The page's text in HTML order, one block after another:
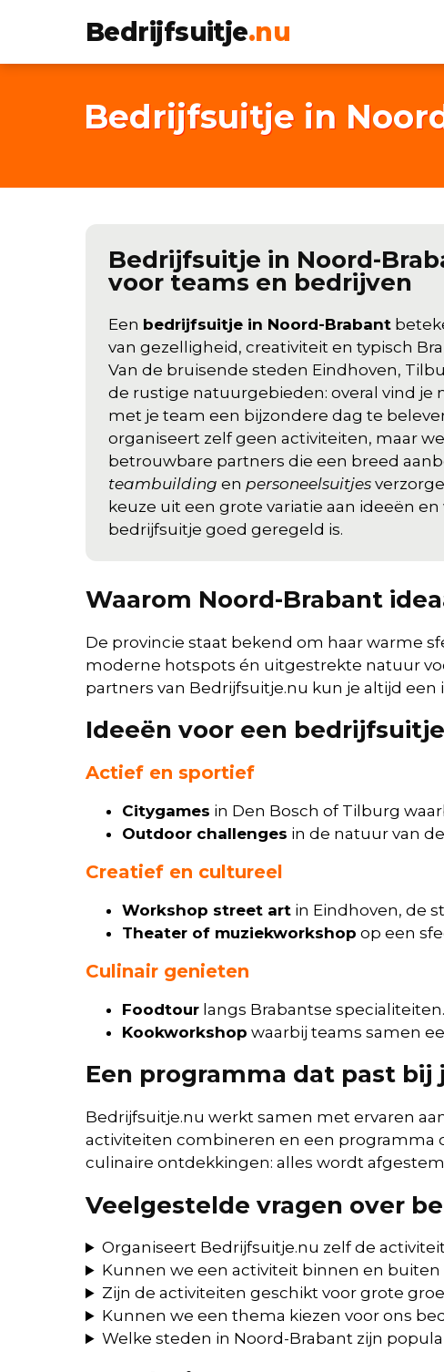
Bedrijfsuitje.nu
Bedrijfsuitje in
Bedrijfsuitje in Noord-
voor teams en bedrijven
Een bedrijfsuitje in Noord-Brabant
van gezelligheid, creativiteit en typisch
Van de bruisende steden Eindhoven,
de rustige natuurgebieden: overal vind je
met je team een bijzondere dag te
organiseert zelf geen activiteiten, maar
betrouwbare partners die een breed
teambuilding en personeelsuitjes
keuze uit een grote variatie aan ideeën
bedrijfsuitje goed geregeld is.
Waarom Noord-Brabant
De provincie staat bekend om haar warme
moderne hotspots én uitgestrekte natuur
partners van Bedrijfsuitje.nu kun je altijd
Ideeën voor een
Actief en sportief
Citygames in Den Bosch of Tilburg
Outdoor challenges in de natuur van
Creatief en cultureel
Workshop street art in Eindhoven, de
Theater of muziekworkshop op een
Culinair genieten
Foodtour langs Brabantse specialiteiten.
Kookworkshop waarbij teams samen
Een programma dat past bij
Bedrijfsuitje.nu werkt samen met ervaren
activiteiten combineren en een programma
culinaire ontdekkingen: alles wordt
Veelgestelde vragen over
Organiseert Bedrijfsuitje.nu zelf de
Kunnen we een activiteit binnen en
Zijn de activiteiten geschikt voor grote
Kunnen we een thema kiezen voor ons
Welke steden in Noord-Brabant zijn